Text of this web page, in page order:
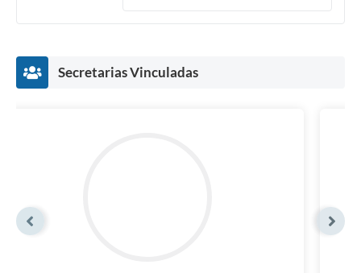
Secretarias Vinculadas